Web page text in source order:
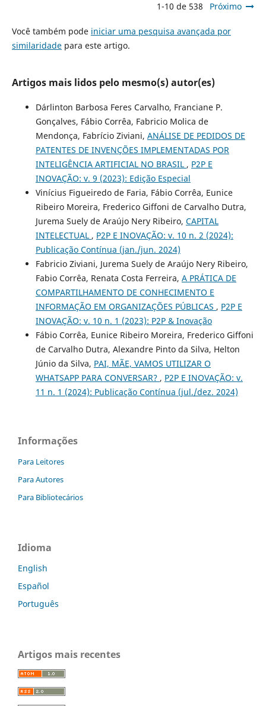
1-10 de 538 Próximo
Você também pode iniciar uma pesquisa avançada por
similaridadepara este artigo.
Artigos mais lidos pelo mesmo(s) autor(es)
Dárlinton Barbosa Feres Carvalho, Franciane P.
Gonçalves, Fábio Corrêa, Fabricio Molica de
Mendonça, Fabrício Ziviani, ANÁLISE DE PEDIDOS DE
PATENTES DE INVENÇÕES IMPLEMENTADAS POR
INTELIGÊNCIA ARTIFICIAL NO BRASIL , P2P E
INOVAÇÃO: v. 9 (2023): Edição Especial
Vinícius Figueiredo de Faria, Fábio Corrêa, Eunice
Ribeiro Moreira, Frederico Giffoni de Carvalho Dutra,
Jurema Suely de Araújo Nery Ribeiro, CAPITAL
INTELECTUAL , P2P E INOVAÇÃO: v. 10 n. 2 (2024):
Publicação Contínua (jan./jun. 2024)
Fabricio Ziviani, Jurema Suely de Araújo Nery Ribeiro,
Fabio Corrêa, Renata Costa Ferreira, A PRÁTICA DE
COMPARTILHAMENTO DE CONHECIMENTO E
INFORMAÇÃO EM ORGANIZAÇÕES PÚBLICAS , P2P E
INOVAÇÃO: v. 10 n. 1 (2023): P2P & Inovação
Fábio Corrêa, Eunice Ribeiro Moreira, Frederico Giffoni
de Carvalho Dutra, Alexandre Pinto da Silva, Helton
Júnio da Silva, PAI, MÃE, VAMOS UTILIZAR O
WHATSAPP PARA CONVERSAR? , P2P E INOVAÇÃO: v.
11 n. 1 (2024): Publicação Contínua (jul./dez. 2024)
Informações
Para Leitores
Para Autores
Para Bibliotecários
Idioma
English
Español
Português
Artigos mais recentes